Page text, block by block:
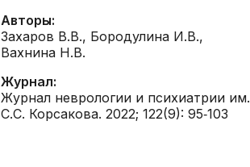
Авторы:
Захаров В.В., Бородулина И.В.,
Вахнина Н.В.
Журнал:
Журнал неврологии и психиатрии им.
С.С. Корсакова. 2022; 122(9): 95‑103